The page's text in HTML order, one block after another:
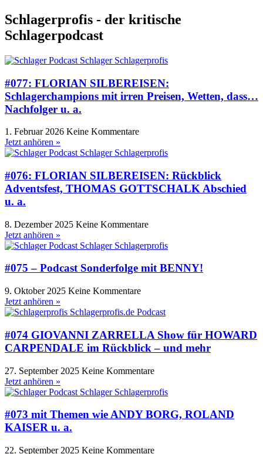
Schlagerprofis - der kritische
Schlagerpodcast
#077: FLORIAN SILBEREISEN:
Schlagerchampions mit irren Preisen, Wetten, dass…
Nachfolger u. a.
1. Februar 2026 Keine Kommentare
Jetzt anhören »
#076: FLORIAN SILBEREISEN: Rückblick
Adventsfest, THOMAS GOTTSCHALK Abschied
u. a.
8. Dezember 2025 Keine Kommentare
Jetzt anhören »
#075 – Podcast Sonderfolge mit BENNY!
9. Oktober 2025 Keine Kommentare
Jetzt anhören »
#074 GIOVANNI ZARRELLA Show für HOWARD
CARPENDALE im Rückblick – und mehr
27. September 2025 Keine Kommentare
Jetzt anhören »
#073 mit Themen wie ANDY BORG, ROLAND
KAISER u. a.
22. September 2025 Keine Kommentare